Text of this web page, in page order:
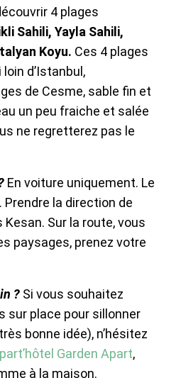
4 plages
Sahili, Yayla Sahili,
Koyu. Ces 4 plages
d’Istanbul,
de Cesme, sable fin et
un peu fraiche et salée
ne regretterez pas le
En voiture uniquement. Le
la direction de
Kesan. Sur la route, vous
paysages, prenez votre
? Si vous souhaitez
sur place pour sillonner
bonne idée), n’hésitez
Garden Apart,
à la maison.